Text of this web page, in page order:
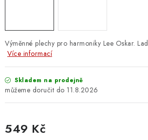
OBCHODNÍ PODMÍNKY
ODSTOUPENÍ OD SMLOUVY
ZÁSADY ZPRACOVÁNÍ OSOBNÍCH ÚDAJŮ
OBCHODNÍ PODMÍNKY
ODSTOUPENÍ
Výměnné plechy pro harmoniky Lee Oskar.
Více informací
Skladem na prodejně
11.8.2026
549 Kč